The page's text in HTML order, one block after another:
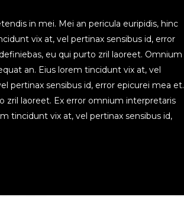
in mei. Mei an pericula euripidis, hinc
vix at, vel pertinax sensibus id, error
eu qui purto zril laoreet. Omnium
an. Eius lorem tincidunt vix at, vel
pertinax sensibus id, error epicurei mea et.
zril laoreet. Ex error omnium interpretaris
tincidunt vix at, vel pertinax sensibus id,